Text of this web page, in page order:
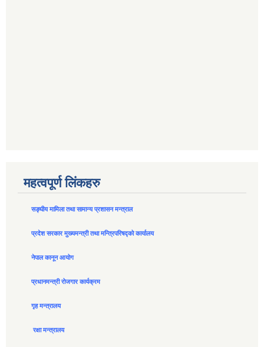
महत्वपूर्ण लिंकहरु
सङ्घीय मामिला तथा सामान्य प्रशासन मन्त्राल
प्रदेश सरकार मुख्यमन्त्री तथा मन्त्रिपरिषद्को कार्यालय
नेपाल कानून आयोग
प्रधानमन्त्री रोजगार कार्यक्रम
गृह मन्त्रालय
रक्षा मन्त्रालय